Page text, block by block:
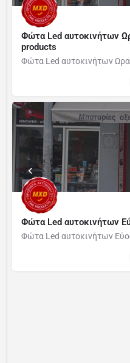
Φώτα Led αυτοκινήτων
products
Φώτα Led αυτοκινήτων